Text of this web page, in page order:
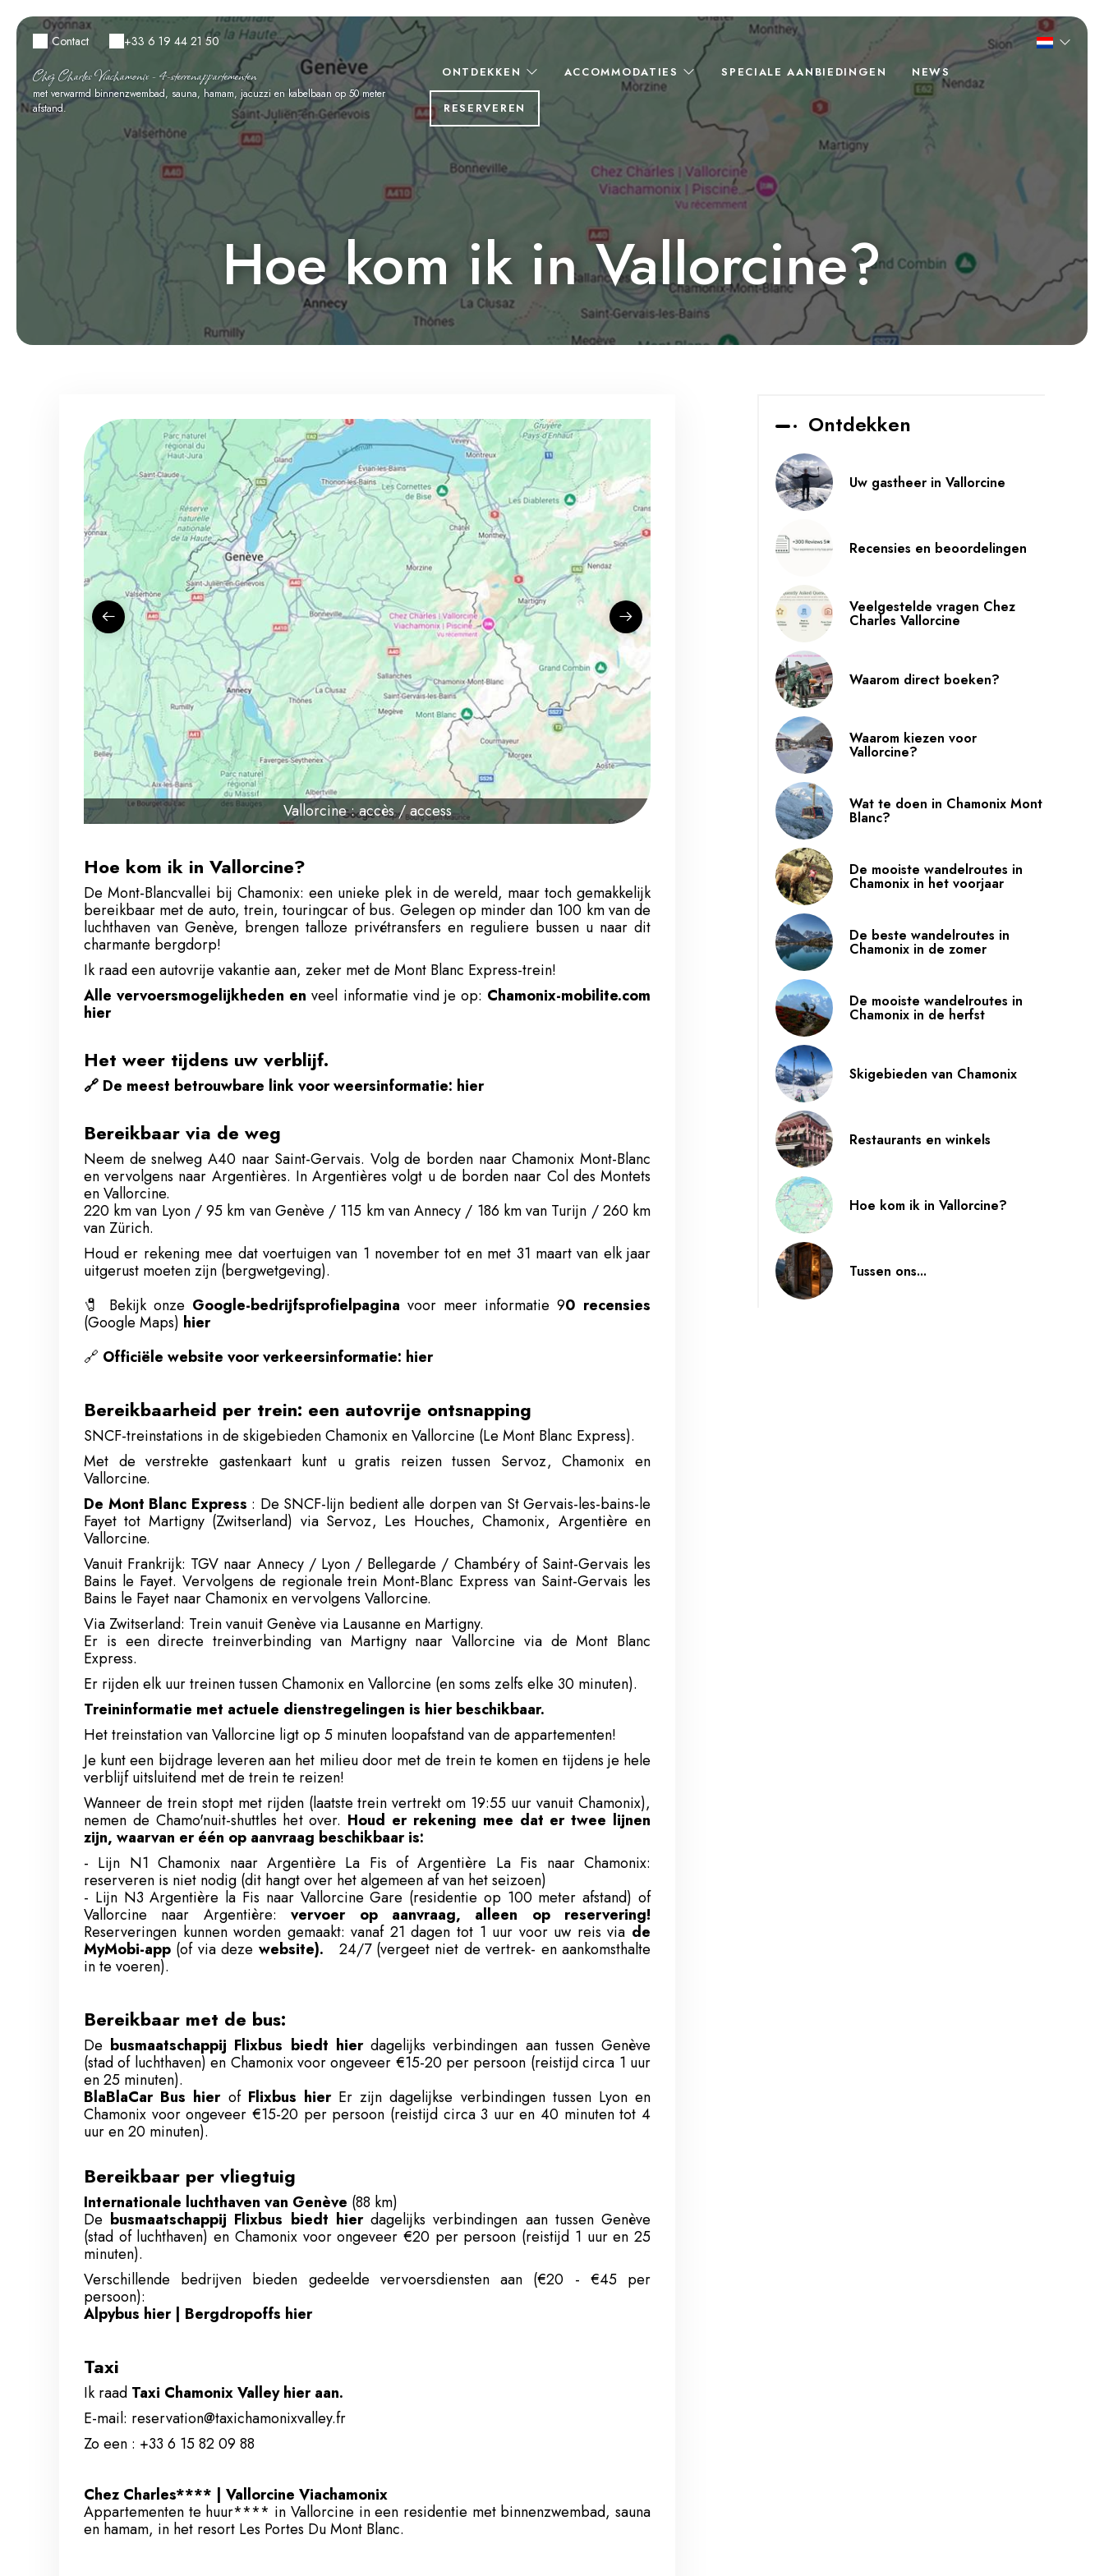
Contact +33 6 19 44 21 50
Chez Charles Viachamonix - 4-sterrenappartementen
met verwarmd binnenzwembad, sauna, hamam, jacuzzi en kabelbaan op 50 meter
afstand.
ONTDEKKEN ACCOMMODATIES SPECIALE AANBIEDINGEN NEWS
RESERVEREN
Hoe kom ik in Vallorcine?
Vallorcine : accès / access Vallorcine : accès / access
Hoe kom ik in Vallorcine?
De Mont-Blancvallei bij Chamonix: een unieke plek in de wereld, maar toch gemakkelijk
bereikbaar met de auto, trein, touringcar of bus. Gelegen op minder dan 100 km van de
luchthaven van Genève, brengen talloze privétransfers en reguliere bussen u naar dit
charmante bergdorp!
Ik raad een autovrije vakantie aan, zeker met de Mont Blanc Express-trein!
Alle vervoersmogelijkheden en veel informatie vind je op: Chamonix-mobilite.com
hier
Het weer tijdens uw verblijf.
🔗 De meest betrouwbare link voor weersinformatie: hier
Bereikbaar via de weg
Neem de snelweg A40 naar Saint-Gervais. Volg de borden naar Chamonix Mont-Blanc
en vervolgens naar Argentières. In Argentières volgt u de borden naar Col des Montets
en Vallorcine.
220 km van Lyon / 95 km van Genève / 115 km van Annecy / 186 km van Turijn / 260 km
van Zürich.
Houd er rekening mee dat voertuigen van 1 november tot en met 31 maart van elk jaar
uitgerust moeten zijn (bergwetgeving).
🧷
Bekijk onze Google-bedrijfsprofielpagina voor meer informatie 90 recensies
(Google Maps) hier
🔗 Officiële website voor verkeersinformatie: hier
Bereikbaarheid per trein: een autovrije ontsnapping
SNCF-treinstations in de skigebieden Chamonix en Vallorcine (Le Mont Blanc Express).
Met de verstrekte gastenkaart kunt u gratis reizen tussen Servoz, Chamonix en
Vallorcine.
De Mont Blanc Express : De SNCF-lijn bedient alle dorpen van St Gervais-les-bains-le
Fayet tot Martigny (Zwitserland) via Servoz, Les Houches, Chamonix, Argentière en
Vallorcine.
Vanuit Frankrijk: TGV naar Annecy / Lyon / Bellegarde / Chambéry of Saint-Gervais les
Bains le Fayet. Vervolgens de regionale trein Mont-Blanc Express van Saint-Gervais les
Bains le Fayet naar Chamonix en vervolgens Vallorcine.
Via Zwitserland: Trein vanuit Genève via Lausanne en Martigny.
Er is een directe treinverbinding van Martigny naar Vallorcine via de Mont Blanc
Express.
Er rijden elk uur treinen tussen Chamonix en Vallorcine (en soms zelfs elke 30 minuten).
Treininformatie met actuele dienstregelingen is hier beschikbaar.
Het treinstation van Vallorcine ligt op 5 minuten loopafstand van de appartementen!
Je kunt een bijdrage leveren aan het milieu door met de trein te komen en tijdens je hele
verblijf uitsluitend met de trein te reizen!
Wanneer de trein stopt met rijden (laatste trein vertrekt om 19:55 uur vanuit Chamonix),
nemen de Chamo'nuit-shuttles het over. Houd er rekening mee dat er twee lijnen
zijn, waarvan er één op aanvraag beschikbaar is:
- Lijn N1 Chamonix naar Argentière La Fis of Argentière La Fis naar Chamonix:
reserveren is niet nodig (dit hangt over het algemeen af van het seizoen)
- Lijn N3 Argentière la Fis naar Vallorcine Gare (residentie op 100 meter afstand) of
Vallorcine naar Argentière:vervoer op aanvraag, alleen op reservering!
Reserveringen kunnen worden gemaakt: vanaf 21 dagen tot 1 uur voor uw reis via de
MyMobi-app (of via deze website).
24/7 (vergeet niet de vertrek- en aankomsthalte
in te voeren).
Bereikbaar met de bus:
De busmaatschappij Flixbus biedt hierdagelijks verbindingen aan tussen Genève
(stad of luchthaven) en Chamonix voor ongeveer €15-20 per persoon (reistijd circa 1 uur
en 25 minuten).
BlaBlaCar Bus hierof Flixbus hier Er zijn dagelijkse verbindingen tussen Lyon en
Chamonix voor ongeveer €15-20 per persoon (reistijd circa 3 uur en 40 minuten tot 4
uur en 20 minuten).
Bereikbaar per vliegtuig
Internationale luchthaven van Genève (88 km)
De busmaatschappij Flixbus biedt hierdagelijks verbindingen aan tussen Genève
(stad of luchthaven) en Chamonix voor ongeveer €20 per persoon (reistijd 1 uur en 25
minuten).
Verschillende bedrijven bieden gedeelde vervoersdiensten aan (€20 - €45 per
persoon):
Alpybus hier| Bergdropoffs hier
Taxi
Ik raad Taxi Chamonix Valley hier aan.
E-mail: reservation@taxichamonixvalley.fr
Zo een : +33 6 15 82 09 88
Chez Charles**** | Vallorcine Viachamonix
Appartementen te huur**** in Vallorcine in een residentie met binnenzwembad, sauna
en hamam, in het resort Les Portes Du Mont Blanc.
Ontdekken
Uw gastheer in Vallorcine
Recensies en beoordelingen
Veelgestelde vragen Chez
Charles Vallorcine
Waarom direct boeken?
Waarom kiezen voor
Vallorcine?
Wat te doen in Chamonix Mont
Blanc?
De mooiste wandelroutes in
Chamonix in het voorjaar
De beste wandelroutes in
Chamonix in de zomer
De mooiste wandelroutes in
Chamonix in de herfst
Skigebieden van Chamonix
Restaurants en winkels
Hoe kom ik in Vallorcine?
Tussen ons...